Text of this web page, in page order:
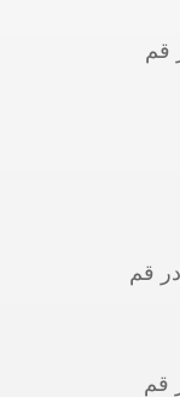
قم
قم
قم